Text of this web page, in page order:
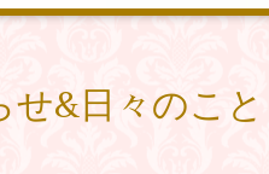
せ&日々のこと